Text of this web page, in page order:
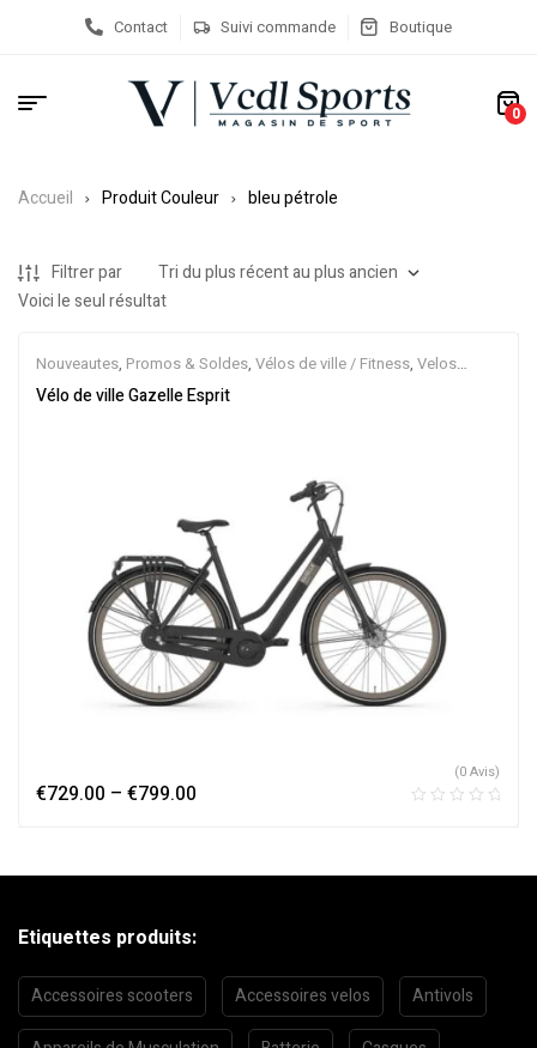
Contact Suivi commande Boutique
0
Accueil Produit Couleur bleu pétrole
Filtrer par
Voici le seul résultat
Nouveautes, Promos & Soldes, Vélos de ville / Fitness, Velos
Musculaires
Vélo de ville Gazelle Esprit
€729.00 – €799.00
(0 Avis)
Etiquettes produits:
Accessoires scooters Accessoires velos Antivols